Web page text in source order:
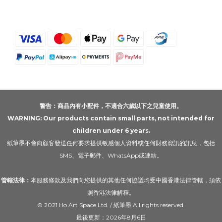
警告：商品內有小配件，不適合六歲以下之兒童使用。
WARNING: Our products contain small parts, not intended for
children under 6 years.
紙筆墨不會向顧客發送任何要求提供敏感個人資料或任何財務資訊的訊息，包括
SMS、電子郵件、WhatsApp或連結。
管轄法律： 本服務條款及我們向您提供的其他任何協議均受中國香港法律管轄，須依
照香港法律解釋。
© 2021 Ho Art Space Ltd. / 紙筆墨 All rights reserved.
最後更新：2026年8月6日